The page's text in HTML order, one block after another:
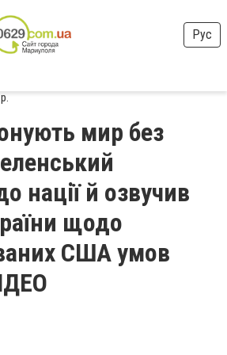
Рус
мир без
нації й озвучив
щодо
США умов